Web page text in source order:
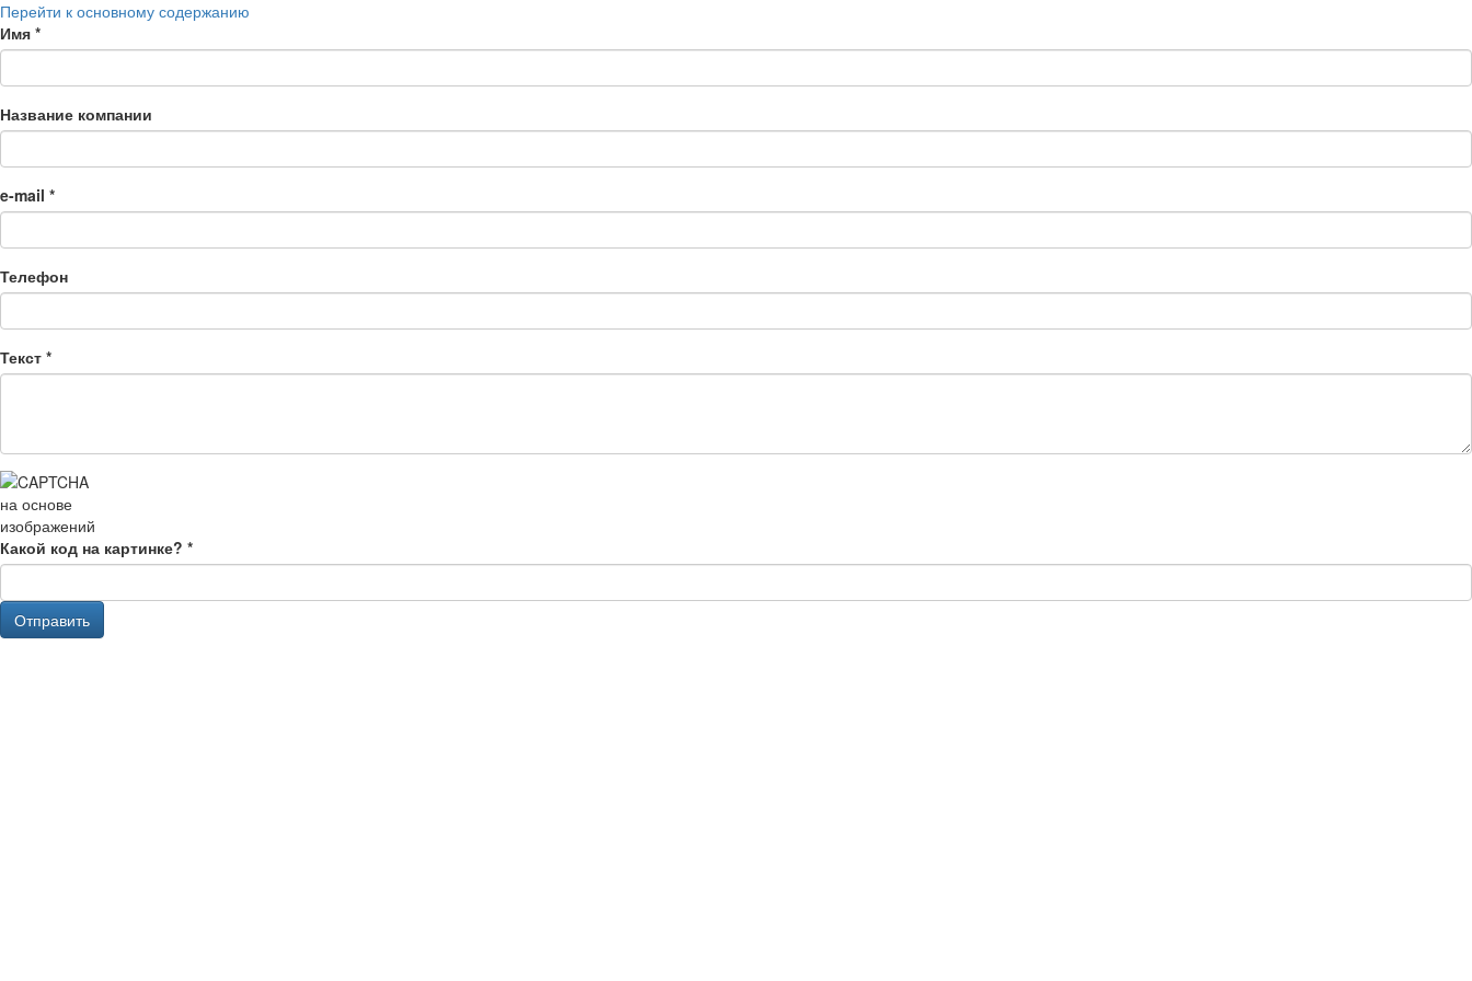
Перейти к основному содержанию
Имя *
Название компании
e-mail *
Телефон
Текст *
Какой код на картинке? *
Отправить